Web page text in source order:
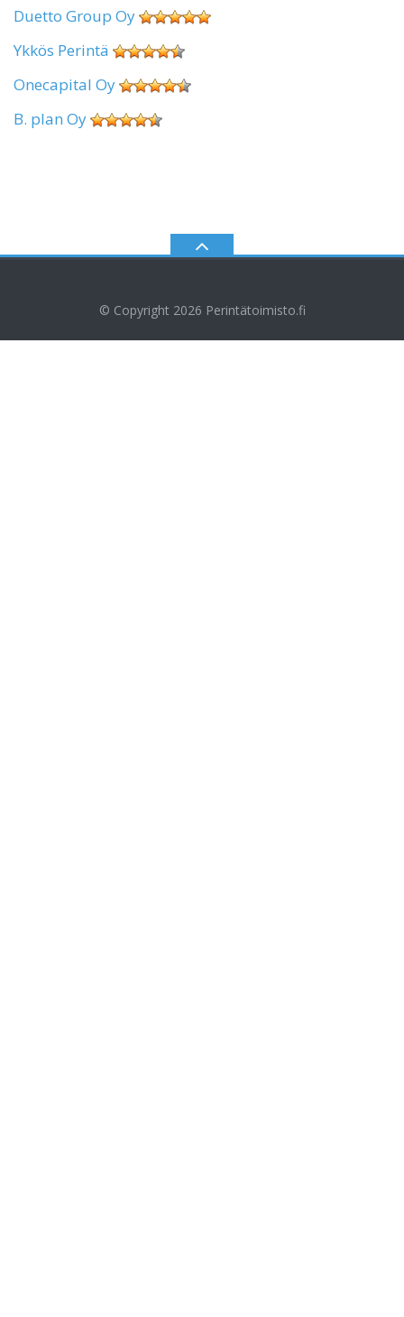
Duetto Group Oy
Ykkös Perintä
Onecapital Oy
B. plan Oy
© Copyright 2026 Perintätoimisto.fi